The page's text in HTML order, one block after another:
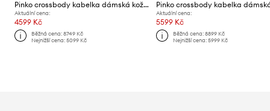
Pinko crossbody kabelka dámská kožená
Aktuální cena:
4599 Kč
Běžná cena:8749 Kč
Nejnižší cena:5099 Kč
Aktuální cena:
5599 Kč
Běžná cena: 8899 Kč
Nejnižší cena: 5999 Kč